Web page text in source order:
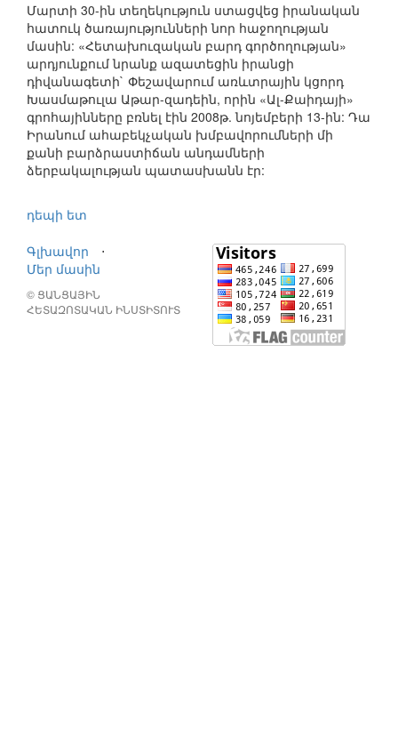
Մարտի 30-ին տեղեկություն ստացվեց իրանական
հատուկ ծառայությունների նոր հաջողության
մասին: «Հետախուզական բարդ գործողության»
արդյունքում նրանք ազատեցին իրանցի
դիվանագետի` Փեշավարում առևտրային կցորդ
Խասմաթուլա Աթար-զադեին, որին «Ալ-Քաիդայի»
գրոհայինները բռնել էին 2008թ. նոյեմբերի 13-ին: Դա
Իրանում ահաբեկչական խմբավորումների մի
քանի բարձրաստիճան անդամների
ձերբակալության պատասխանն էր:
դեպի ետ
Գլխավոր
⋅
Մեր մասին
© ՑԱՆՑԱՅԻՆ
ՀԵՏԱԶՈՏԱԿԱՆ ԻՆՍՏԻՏՈՒՏ